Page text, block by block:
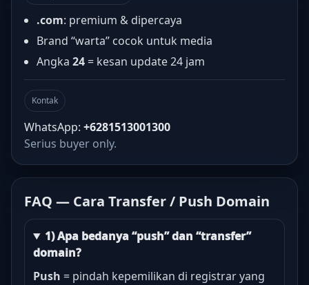
.com: premium & dipercaya
Brand “warta” cocok untuk media
Angka 24 = kesan update 24 jam
Kontak
WhatsApp: +6281513001300
Serius buyer only.
FAQ — Cara Transfer / Push Domain
1) Apa bedanya “push” dan “transfer”
domain?
Push = pindah kepemilikan di registrar yang